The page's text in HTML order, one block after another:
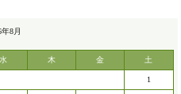
年8月
水 木 金 土
1